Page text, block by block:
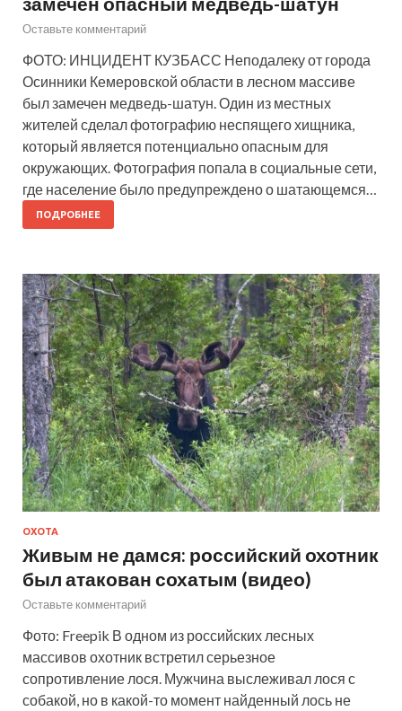
Оставьте комментарий
ФОТО: ИНЦИДЕНТ КУЗБАСС Неподалеку от города
Осинники Кемеровской области в лесном массиве
был замечен медведь-шатун. Один из местных
жителей сделал фотографию неспящего хищника,
который является потенциально опасным для
окружающих. Фотография попала в социальные сети,
где население было предупреждено о шатающемся…
ПОДРОБНЕЕ
ОХОТА
Живым не дамся: российский охотник
был атакован сохатым (видео)
Оставьте комментарий
Фото: Freepik В одном из российских лесных
массивов охотник встретил серьезное
сопротивление лося. Мужчина выслеживал лося с
собакой, но в какой-то момент найденный лось не